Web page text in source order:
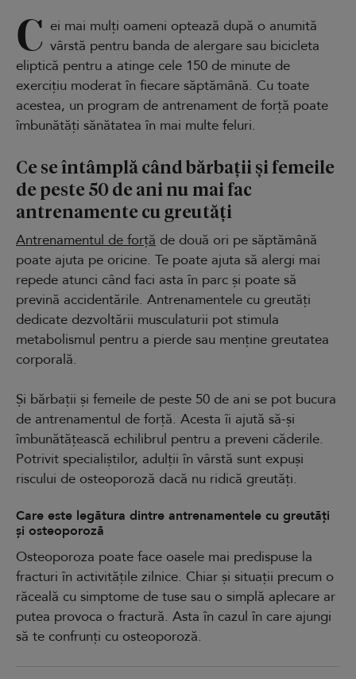
C ei mai mulți oameni optează după o anumită
vârstă pentru banda de alergare sau bicicleta
eliptică pentru a atinge cele 150 de minute de
exercițiu moderat în fiecare săptămână. Cu toate
acestea, un program de antrenament de forță poate
îmbunătăți sănătatea în mai multe feluri.
Ce se întâmplă când bărbații și femeile
de peste 50 de ani nu mai fac
antrenamente cu greutăți
Antrenamentul de forță de două ori pe săptămână
poate ajuta pe oricine. Te poate ajuta să alergi mai
repede atunci când faci asta în parc și poate să
prevină accidentările. Antrenamentele cu greutăți
dedicate dezvoltării musculaturii pot stimula
metabolismul pentru a pierde sau menține greutatea
corporală.
Și bărbații și femeile de peste 50 de ani se pot bucura
de antrenamentul de forță. Acesta îi ajută să-și
îmbunătățească echilibrul pentru a preveni căderile.
Potrivit specialiștilor, adulții în vârstă sunt expuși
riscului de osteoporoză dacă nu ridică greutăți.
Care este legătura dintre antrenamentele cu greutăți
și osteoporoză
Osteoporoza poate face oasele mai predispuse la
fracturi în activitățile zilnice. Chiar și situații precum o
răceală cu simptome de tuse sau o simplă aplecare ar
putea provoca o fractură. Asta în cazul în care ajungi
să te confrunți cu osteoporoză.